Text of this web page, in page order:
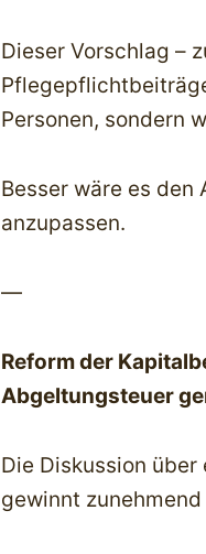
Dieser Vorschlag –
Personen, sondern
Besser wäre es
anzupassen.
—
Reform der
Abgeltungsteuer
Die Diskussion
gewinnt